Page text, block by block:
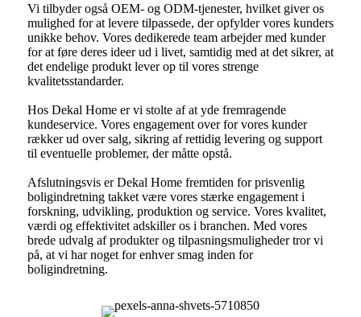
Vi tilbyder også OEM- og ODM-tjenester, hvilket giver os
mulighed for at levere tilpassede, der opfylder vores kunders
unikke behov. Vores dedikerede team arbejder med kunder
for at føre deres ideer ud i livet, samtidig med at det sikrer, at
det endelige produkt lever op til vores strenge
kvalitetsstandarder.
Hos Dekal Home er vi stolte af at yde fremragende
kundeservice. Vores engagement over for vores kunder
rækker ud over salg, sikring af rettidig levering og support
til eventuelle problemer, der måtte opstå.
Afslutningsvis er Dekal Home fremtiden for prisvenlig
boligindretning takket være vores stærke engagement i
forskning, udvikling, produktion og service. Vores kvalitet,
værdi og effektivitet adskiller os i branchen. Med vores
brede udvalg af produkter og tilpasningsmuligheder tror vi
på, at vi har noget for enhver smag inden for
boligindretning.